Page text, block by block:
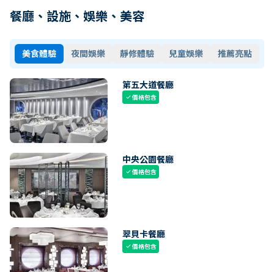
餐廳、設施、娛樂、美容
美食體驗 夜間娛樂 靜修體驗 兒童娛樂 推薦亮點
第五大道餐廳
check價格包含
中央公園餐廳
check價格包含
翠貝卡餐廳
check價格包含